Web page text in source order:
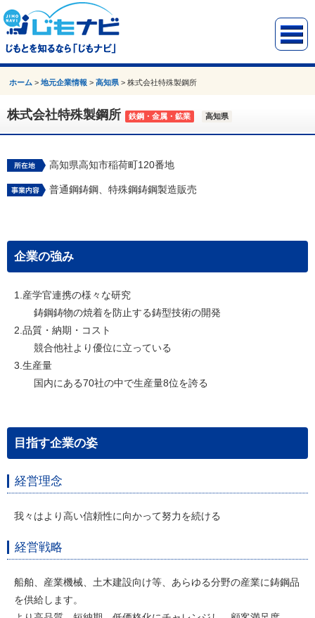
ホーム >地元企業情報 >高知県 >株式会社特殊製鋼所
株式会社特殊製鋼所 鉄鋼・金属・鉱業 高知県
高知県高知市稲荷町120番地
普通鋼鋳鋼、特殊鋼鋳鋼製造販売
企業の強み
1.産学官連携の様々な研究
鋳鋼鋳物の焼着を防止する鋳型技術の開発
2.品質・納期・コスト
競合他社より優位に立っている
3.生産量
国内にある70社の中で生産量8位を誇る
目指す企業の姿
経営理念
我々はより高い信頼性に向かって努力を続ける
経営戦略
船舶、産業機械、土木建設向け等、あらゆる分野の産業に鋳鋼品
を供給します。